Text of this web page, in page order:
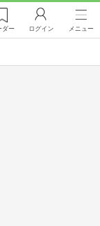
ダー ログイン メニュー